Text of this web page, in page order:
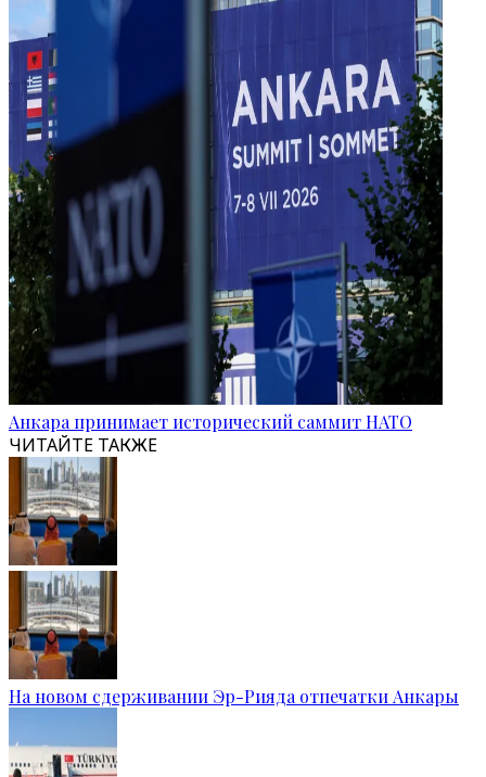
Анкара принимает исторический саммит НАТО
ЧИТАЙТЕ ТАКЖЕ
На новом сдерживании Эр-Рияда отпечатки Анкары